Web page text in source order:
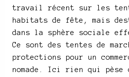
travail récent sur les
habitats de fête, mais
dans la sphère sociale
Ce sont des tentes de
protections pour un
nomade. Ici rien qui pèse